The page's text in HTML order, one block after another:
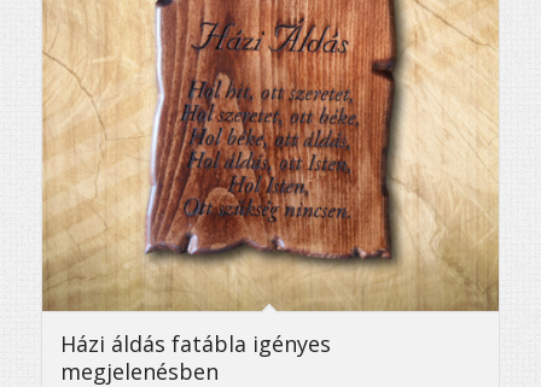
5.00
Házi áldás fatábla igényes
megjelenésben